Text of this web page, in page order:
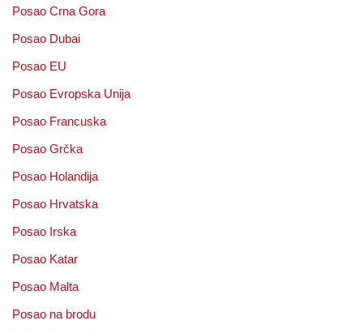
Posao Crna Gora
Posao Dubai
Posao EU
Posao Evropska Unija
Posao Francuska
Posao Grčka
Posao Holandija
Posao Hrvatska
Posao Irska
Posao Katar
Posao Malta
Posao na brodu